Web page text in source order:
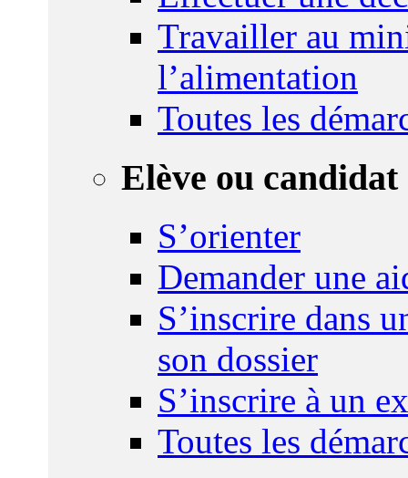
Travailler au
l’alimentation
Toutes les
Elève ou candidat
S’orienter
Demander une
S’inscrire dans
son dossier
S’inscrire à un
Toutes les